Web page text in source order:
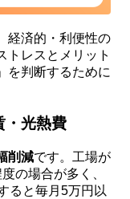
経済的・利便性の
トレスとメリット
を判断するために
・光熱費
削減です。工場が
の場合が多く、
ると毎月5万円以